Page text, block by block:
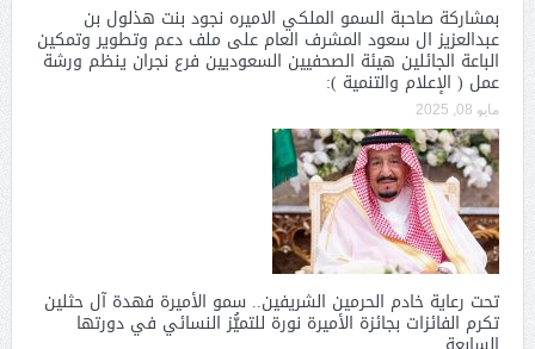
بمشاركة صاحبة السمو الملكي الاميره نجود بنت هذلول بن
عبدالعزيز ال سعود المشرف العام على ملف دعم وتطوير وتمكين
الباعة الجائلين هيئة الصحفيين السعوديين فرع نجران ينظم ورشة
عمل ( الإعلام والتنمية ):
مايو 08, 2025
تحت رعاية خادم الحرمين الشريفين.. سمو الأميرة فهدة آل حثلين
تكرم الفائزات بجائزة الأميرة نورة للتميُّز النسائي في دورتها